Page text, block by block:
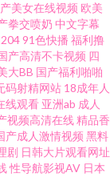
韩另类精品综合 婷
码影院 探花肏屄视
久久资源 91在线官
国产盗摄资源网 久
美女在线视频 欧美
拳交喷奶 中文字幕
91色快播 福利撸
产高清不卡视频 四
大BB 国产福利啪啪
码射精网站 18成年人
线观看 亚洲ab 成人
视频高清在线精品香
产成人激情视频 黑料
剧 日韩大片观看网址
性导航影视AV 日本